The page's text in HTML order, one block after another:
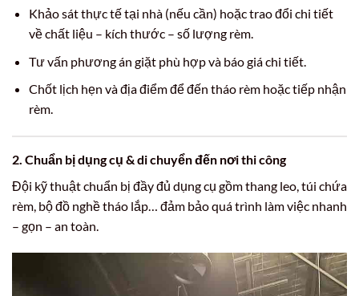
Khảo sát thực tế tại nhà (nếu cần) hoặc trao đổi chi tiết
về chất liệu – kích thước – số lượng rèm.
Tư vấn phương án giặt phù hợp và báo giá chi tiết.
Chốt lịch hẹn và địa điểm để đến tháo rèm hoặc tiếp nhận
rèm.
2. Chuẩn bị dụng cụ & di chuyển đến nơi thi công
Đội kỹ thuật chuẩn bị đầy đủ dụng cụ gồm thang leo, túi chứa
rèm, bộ đồ nghề tháo lắp… đảm bảo quá trình làm việc nhanh
– gọn – an toàn.